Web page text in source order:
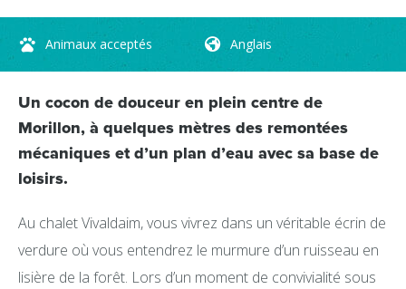
Animaux acceptés Anglais
Un cocon de douceur en plein centre de
Morillon, à quelques mètres des remontées
mécaniques et d’un plan d’eau avec sa base de
loisirs.
Au chalet Vivaldaim, vous vivrez dans un véritable écrin de
verdure où vous entendrez le murmure d’un ruisseau en
lisière de la forêt. Lors d’un moment de convivialité sous